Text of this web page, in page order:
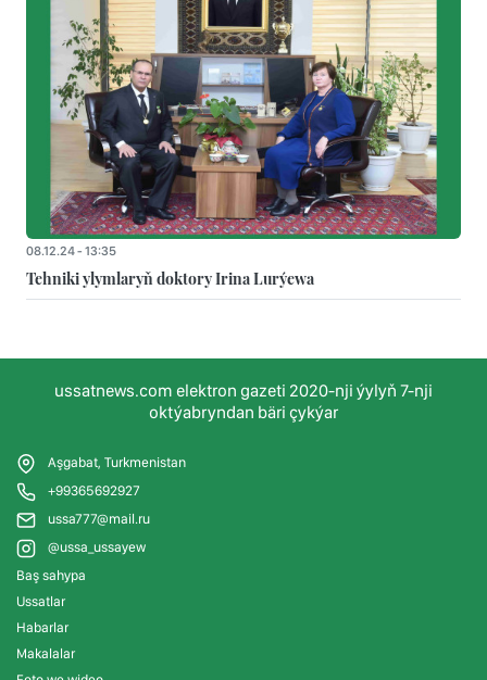
08.12.24 - 13:35
Tehniki ylymlaryň doktory Irina Lurýewa
ussatnews.com elektron gazeti 2020-nji ýylyň 7-nji
oktýabryndan bäri çykýar
Aşgabat, Turkmenistan
+99365692927
ussa777@mail.ru
@ussa_ussayew
Baş sahypa
Ussatlar
Habarlar
Makalalar